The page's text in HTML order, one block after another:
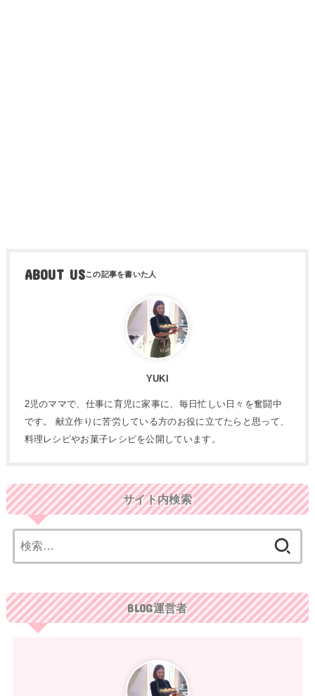
ABOUT US
YUKI
2児のママで、仕事に育児に家事に、毎日忙しい日々を奮闘中
です。 献立作りに苦労している方のお役に立てたらと思って、
料理レシピやお菓子レシピを公開しています。
サイト内検索
索:
BLOG運営者